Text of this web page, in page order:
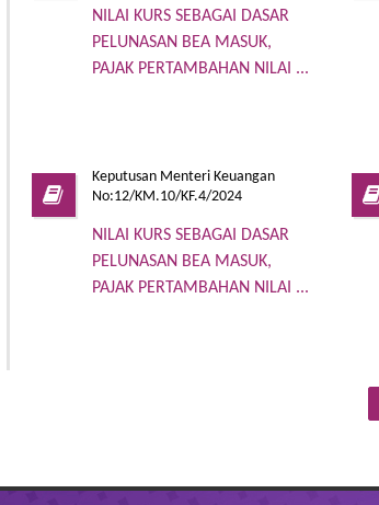
NILAI KURS SEBAGAI DASAR
PELUNASAN BEA MASUK,
PAJAK PERTAMBAHAN NILAI ...
Keputusan Menteri Keuangan
No:12/KM.10/KF.4/2024
NILAI KURS SEBAGAI DASAR
PELUNASAN BEA MASUK,
PAJAK PERTAMBAHAN NILAI ...